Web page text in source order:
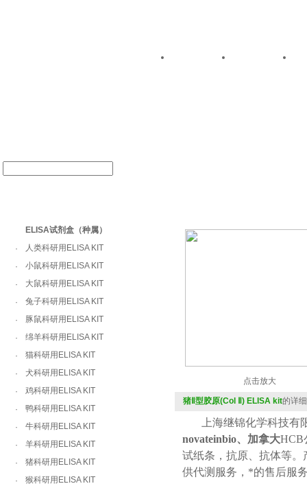
ELISA试剂盒（种属）
·
人类科研用ELISA KIT
·
小鼠科研用ELISA KIT
·
大鼠科研用ELISA KIT
·
兔子科研用ELISA KIT
·
豚鼠科研用ELISA KIT
·
绵羊科研用ELISA KIT
·
猫科研用ELISA KIT
·
犬科研用ELISA KIT
·
鸡科研用ELISA KIT
·
鸭科研用ELISA KIT
·
牛科研用ELISA KIT
·
羊科研用ELISA KIT
·
猪科研用ELISA KIT
·
猴科研用ELISA KIT
点击放大
猪Ⅱ型胶原(Col Ⅱ) ELISA kit的详
上海继锦化学科技有
novateinbio、加拿大HCB
试纸条，抗原、抗体等
供代测服务，*的售后服